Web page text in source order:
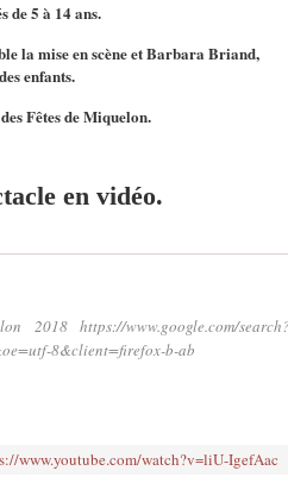
de 5 à 14 ans.
la mise en scène et Barbara Briand,
enfants.
Fêtes de Miquelon.
en vidéo.
https://www.google.com/search?
8&client=firefox-b-ab
www.youtube.com/watch?v=liU-IgefAac